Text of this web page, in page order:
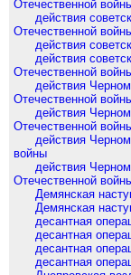
Отечественной
действия
Отечественной
действия
действия
Отечественной
действия
Отечественной
действия
Отечественной
действия
войны
действия
Отечественной
Демянская
Демянская
десантная
десантная
десантная
десантная